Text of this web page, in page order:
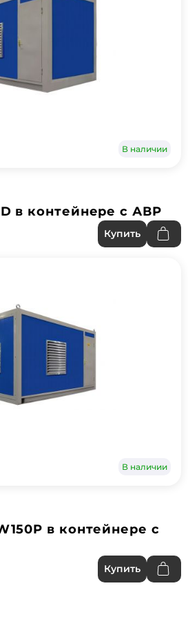
В наличии
в контейнере с АВР
Купить
В наличии
в контейнере с
Купить